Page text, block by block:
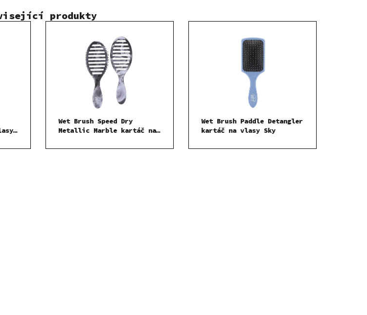
produkty
Wet Brush Speed Dry
Metallic Marble kartáč na
Wet Brush Paddle Detangler
kartáč na vlasy Sky